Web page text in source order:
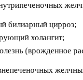
билиарный цирроз;
холангит;
(врожденное